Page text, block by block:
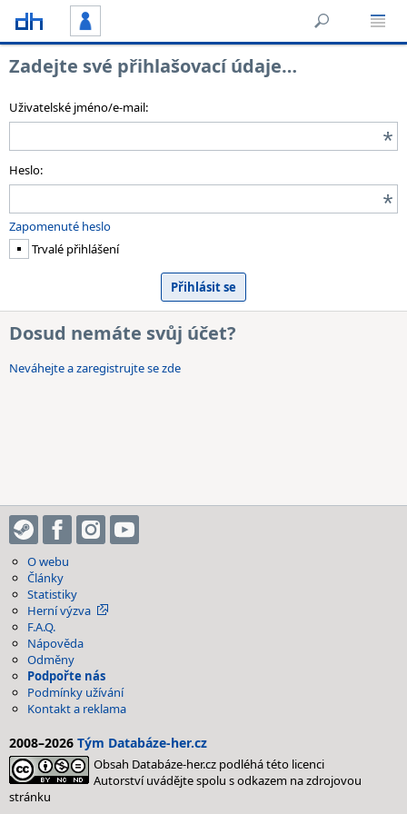
Zadejte své přihlašovací údaje…
Uživatelské jméno/e-mail:
Heslo:
Zapomenuté heslo
Trvalé přihlášení
Dosud nemáte svůj účet?
Neváhejte a zaregistrujte se zde
O webu
Články
Statistiky
Herní výzva
F.A.Q.
Nápověda
Odměny
Podpořte nás
Podmínky užívání
Kontakt a reklama
2008–2026 Tým Databáze-her.cz
Obsah Databáze-her.cz podléhá této licenci
Autorství uvádějte spolu s odkazem na zdrojovou
stránku